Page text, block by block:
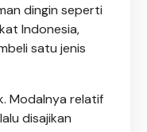
dingin seperti
Indonesia,
satu jenis
Modalnya relatif
disajikan